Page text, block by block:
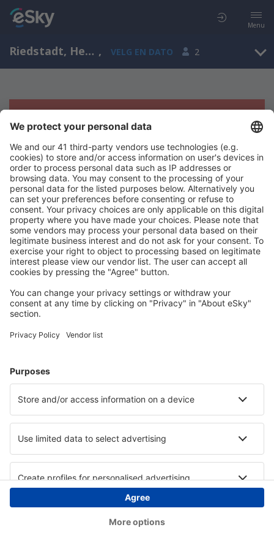
Menu
Riedstadt, Hesse, Tyskland , VELG EN DATO 2
Beklager, søket ga ingen resultater
Prøv å søk etter andre kriterier
Copyright © eSkyTravel.no. Alle rettigheter forbeholdt.